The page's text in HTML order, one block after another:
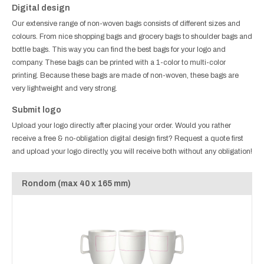
Digital design
Our extensive range of non-woven bags consists of different sizes and
colours. From nice shopping bags and grocery bags to shoulder bags and
bottle bags. This way you can find the best bags for your logo and
company. These bags can be printed with a 1-color to multi-color
printing. Because these bags are made of non-woven, these bags are
very lightweight and very strong.
Submit logo
Upload your logo directly after placing your order. Would you rather
receive a free & no-obligation digital design first? Request a quote first
and upload your logo directly, you will receive both without any obligation!
Rondom (max 40 x 165 mm)